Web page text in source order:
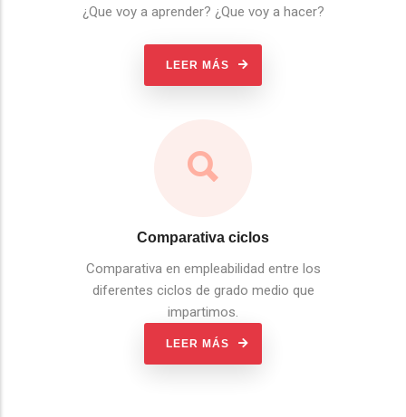
¿Que voy a aprender? ¿Que voy a hacer?
LEER MÁS
Comparativa ciclos
Comparativa en empleabilidad entre los
diferentes ciclos de grado medio que
impartimos.
LEER MÁS